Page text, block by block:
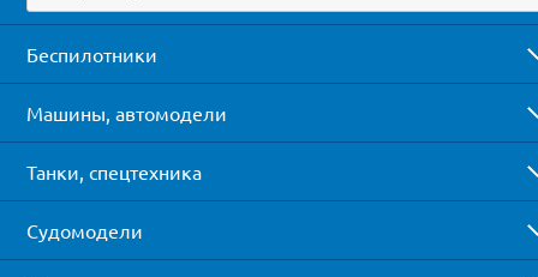
Беспилотники
Машины, автомодели
Танки, спецтехника
Судомодели